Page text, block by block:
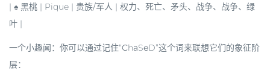
| ♠ 黑桃 | Pique | 贵族/军人 | 权力、死亡、矛头、战争、战争、绿
叶 |
一个小趣闻：你可以通过记住“ChaSeD”这个词来联想它们的象征阶
层：